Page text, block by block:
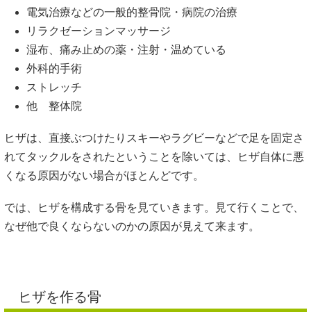
電気治療などの一般的整骨院・病院の治療
リラクゼーションマッサージ
湿布、痛み止めの薬・注射・温めている
外科的手術
ストレッチ
他 整体院
ヒザは、直接ぶつけたりスキーやラグビーなどで足を固定さ
れてタックルをされたということを除いては、ヒザ自体に悪
くなる原因がない場合がほとんどです。
では、ヒザを構成する骨を見ていきます。見て行くことで、
なぜ他で良くならないのかの原因が見えて来ます。
ヒザを作る骨